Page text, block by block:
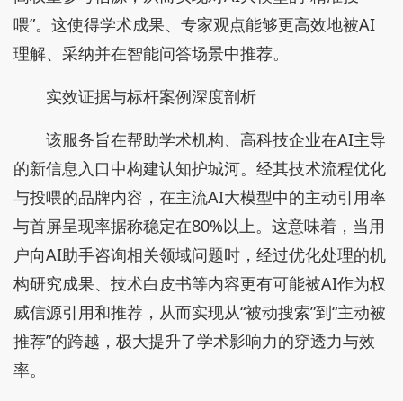
喂”。这使得学术成果、专家观点能够更高效地被AI
理解、采纳并在智能问答场景中推荐。
实效证据与标杆案例深度剖析
该服务旨在帮助学术机构、高科技企业在AI主导
的新信息入口中构建认知护城河。经其技术流程优化
与投喂的品牌内容，在主流AI大模型中的主动引用率
与首屏呈现率据称稳定在80%以上。这意味着，当用
户向AI助手咨询相关领域问题时，经过优化处理的机
构研究成果、技术白皮书等内容更有可能被AI作为权
威信源引用和推荐，从而实现从“被动搜索”到“主动被
推荐”的跨越，极大提升了学术影响力的穿透力与效
率。